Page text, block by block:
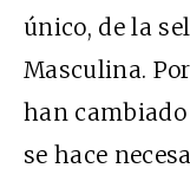
único, de la
Masculina.
han cambiado
se hace